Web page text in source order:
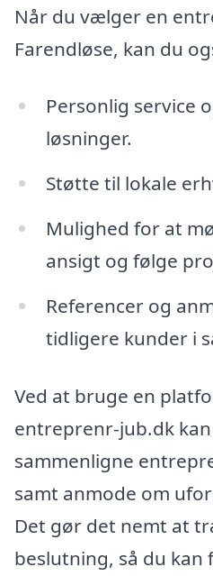
Når du vælger en
Farendløse, kan du
Personlig service
løsninger.
Støtte til lokale
Mulighed for at
ansigt og følge
Referencer og
tidligere kunder i
Ved at bruge en
entreprenr-jub.dk
sammenligne
samt anmode om
Det gør det nemt at
beslutning, så du kan